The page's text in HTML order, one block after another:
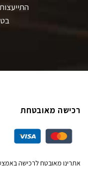
רכישה מאובטחת
אתרינו מאובטח לרכישה